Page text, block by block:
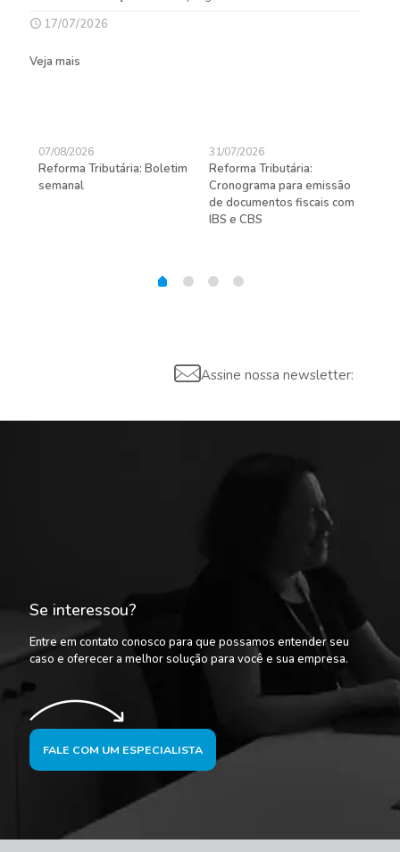
17/07/2026
Veja mais
07/08/2026
Reforma Tributária: Boletim
semanal
31/07/2026
Reforma Tributária:
Cronograma para emissão
de documentos fiscais com
IBS e CBS
Assine nossa newsletter:
Se interessou?
Entre em contato conosco para que possamos entender seu
caso e oferecer a melhor solução para você e sua empresa.
FALE COM UM ESPECIALISTA